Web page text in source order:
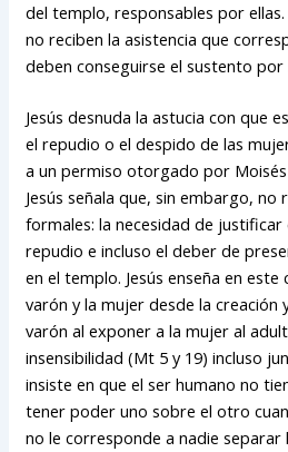
del templo, responsables por
no reciben la asistencia que
deben conseguirse el sustento por
Jesús desnuda la astucia con que
el repudio o el despido de las
a un permiso otorgado por
Jesús señala que, sin embargo,
formales: la necesidad de justificar
repudio e incluso el deber de
en el templo. Jesús enseña en este
varón y la mujer desde la creación
varón al exponer a la mujer al
insensibilidad (Mt 5 y 19) incluso
insiste en que el ser humano no
tener poder uno sobre el otro
no le corresponde a nadie separar